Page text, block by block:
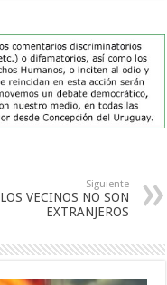
Siguiente
LOS VECINOS NO SON
EXTRANJEROS